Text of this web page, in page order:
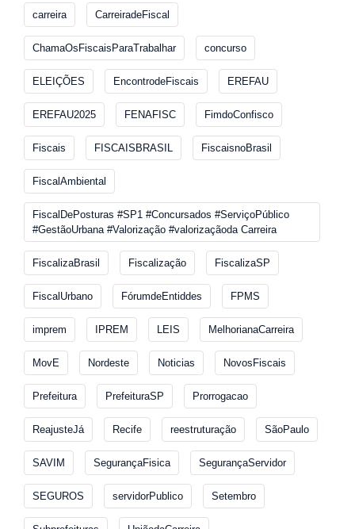
carreira CarreiradeFiscal
ChamaOsFiscaisParaTrabalhar concurso
ELEIÇÕES EncontrodeFiscais EREFAU
EREFAU2025 FENAFISC FimdoConfisco
Fiscais FISCAISBRASIL FiscaisnoBrasil
FiscalAmbiental
FiscalDePosturas #SP1 #Concursados #ServiçoPúblico
#GestãoUrbana #Valorização #valorizaçãoda Carreira
FiscalizaBrasil Fiscalização FiscalizaSP
FiscalUrbano FórumdeEntiddes FPMS
imprem IPREM LEIS MelhorianaCarreira
MovE Nordeste Noticias NovosFiscais
Prefeitura PrefeituraSP Prorrogacao
ReajusteJá Recife reestruturação SãoPaulo
SAVIM SegurançaFisica SegurançaServidor
SEGUROS servidorPublico Setembro